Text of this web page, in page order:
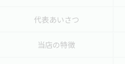
代表あいさつ
当店の特徴